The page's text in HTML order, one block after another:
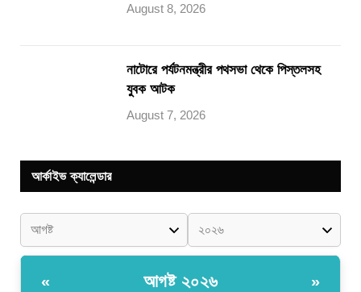
August 8, 2026
নাটোরে পর্যটনমন্ত্রীর পথসভা থেকে পিস্তলসহ
যুবক আটক
August 7, 2026
আর্কাইভ ক্যালেন্ডার
« আগষ্ট ২০২৬ »